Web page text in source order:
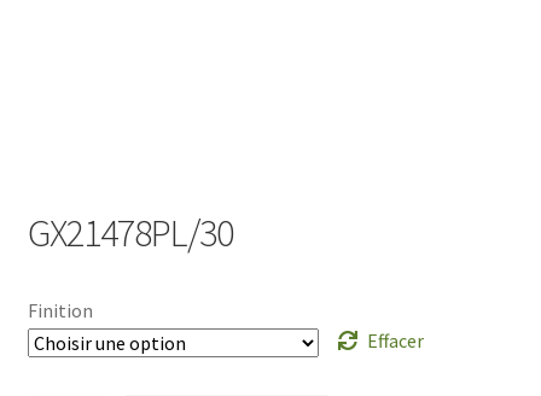
GX21478PL/30
Finition
Effacer